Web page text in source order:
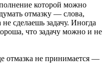
которой можно
отмазку — слова,
сделаешь задачу. Иногда
что задачу можно и не
отмазка не принимается —